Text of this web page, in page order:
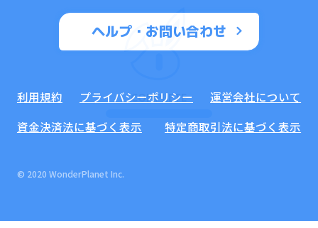
COMPLETE
ヘルプ・お問い合わせ
利用規約 プライバシーポリシー
運営会社について
資金決済法に基づく表示
特定商取引法に基づく表示
© 2020 WonderPlanet Inc.